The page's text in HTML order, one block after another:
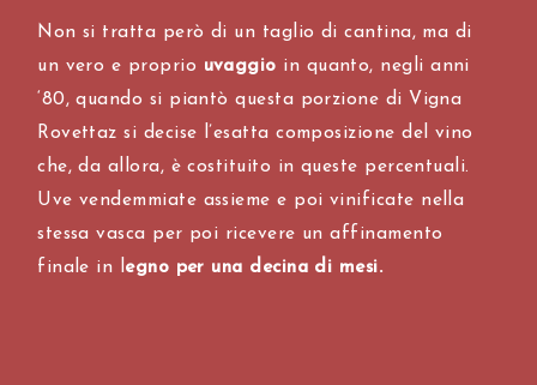
Non si tratta però di un taglio di cantina, ma di
un vero e proprio uvaggio in quanto, negli anni
‘80, quando si piantò questa porzione di Vigna
Rovettaz si decise l’esatta composizione del vino
che, da allora, è costituito in queste percentuali.
Uve vendemmiate assieme e poi vinificate nella
stessa vasca per poi ricevere un affinamento
finale in l egno per una decina di mesi.